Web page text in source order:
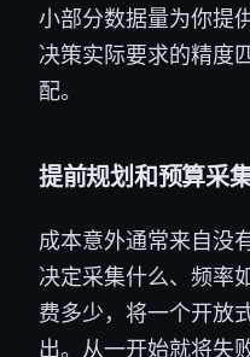
小部分数据量为你提
决策实际要求的精度
配。
提前规划和预算采
成本意外通常来自没
决定采集什么、频率
费多少，将一个开放
出。从一开始就将失